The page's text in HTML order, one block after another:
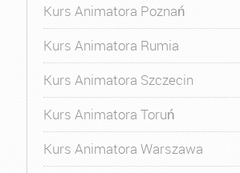
Kurs Animatora Poznań
Kurs Animatora Rumia
Kurs Animatora Szczecin
Kurs Animatora Toruń
Kurs Animatora Warszawa